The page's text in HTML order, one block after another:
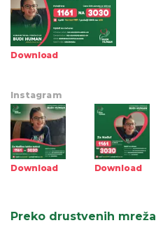
Download
Instagram
Download Download
Preko drustvenih mreža